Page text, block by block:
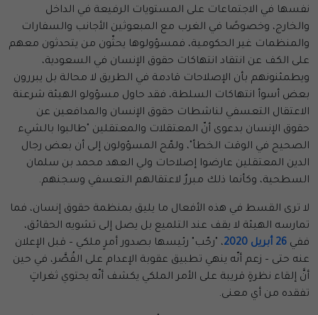
نفسها في الاجتماعات على المستويات الرفيعة في الداخل
والخارج، وخصوصًا في الغرب مع المبعوثين الأجانب والسفارات
والمنظمات غير الحكومية، فمسؤولوها يحثّون من يتحدثون معهم
على الكف عن انتقاد انتهاكات حقوق الإنسان في السعودية،
ويطمئنونهم بأن الإصلاحات قادمة في الطريق لا محالة بل يبررون
بعض أسوأ انتهاكات السلطة، فقد حاول مسؤولو الهيئة شرعنة
الاعتقال التعسفي لناشطات حقوق الإنسان والمدافعين عن
حقوق الإنسان بدعوى أنّ المعتقلات والمعتقلين "طالبوا بالشيء
الصحيح في الوقت الخطأ"، ولمّح المسؤولون إلى أن بعض رجال
الدين المعتقلين عارضوا إصلاحات ولي العهد محمد بن سلمان
السطحية، وكأنما ذلك مبررٌ لاعتقالهم التعسفي وسجنهم.
لا ترى القسط في هذه الأفعال ما يليق بمنظمة حقوق إنسان، فما
تمارسه الهيئة لا يقف عند التلميع بل يصل إلى تشويه الحقائق،
ففي 26 أبريل 2020
، "رحّب" رئيسها بصدور أمرٍ ملكي – قبل الإعلان
عنه حتى – زعم أنّه ينهي تطبيق عقوبة الإعدام على القُصَّر، في حين
أنَّ إلقاء نظرةٍ قريبة على الأمر الملكي يكشف أنّه يحتوي ثغراتٍ
تفقده من أي معنى.